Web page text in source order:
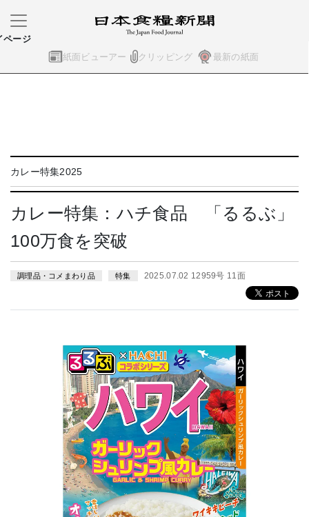
紙面ビューアー クリッピング 最新の紙面
ページ
カレー特集2025
カレー特集：ハチ食品 「るるぶ」
100万食を突破
調理品・コメまわり品 特集 2025.07.02 12959号 11面